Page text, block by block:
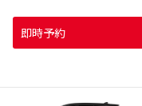
即時予約